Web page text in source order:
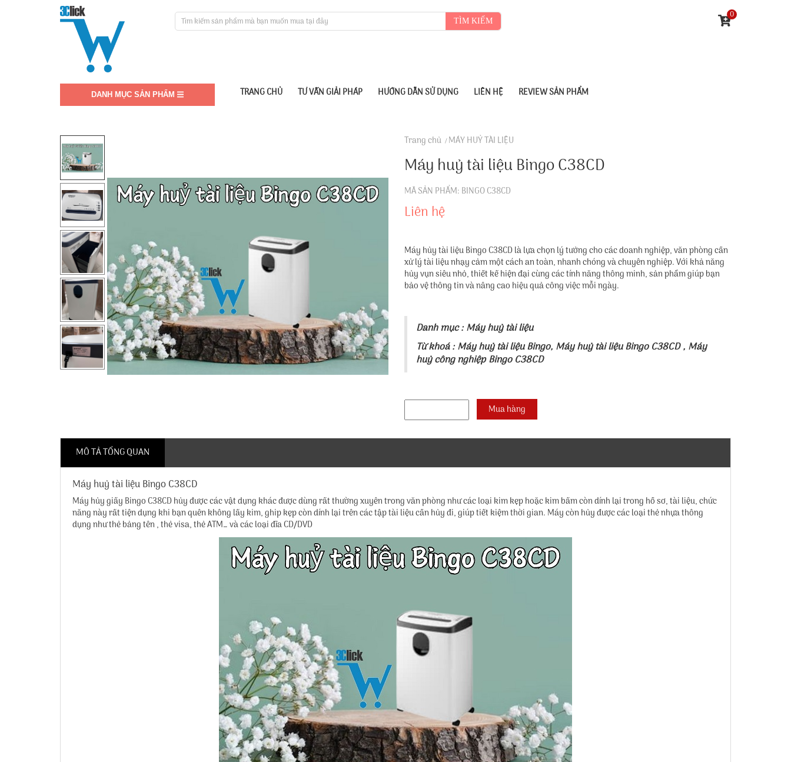
TÌM KIẾM
0
DANH MỤC SẢN PHẨM TRANG CHỦ TƯ VẤN GIẢI PHÁP HƯỚNG DẪN SỬ DỤNG LIÊN HỆ REVIEW SẢN PHẨM
Trang chủ MÁY HUỶ TÀI LIỆU
Máy huỷ tài liệu Bingo C38CD
MÃ SẢN PHẨM: BINGO C38CD
Liên hệ
Máy hủy tài liệu Bingo C38CD là lựa chọn lý tưởng cho các doanh nghiệp, văn phòng cần
xử lý tài liệu nhạy cảm một cách an toàn, nhanh chóng và chuyên nghiệp. Với khả năng
hủy vụn siêu nhỏ, thiết kế hiện đại cùng các tính năng thông minh, sản phẩm giúp bạn
bảo vệ thông tin và nâng cao hiệu quả công việc mỗi ngày.
Danh mục :Máy huỷ tài liệu
Từ khoá :Máy huỷ tài liệu Bingo, Máy huỷ tài liệu Bingo C38CD, Máy
huỷ công nghiệp Bingo C38CD
MÔ TẢ TỔNG QUAN
Máy huỷ tài liệu Bingo C38CD
Máy hủy giấy Bingo C38CDhủy được các vật dụng khác được dùng rất thường xuyên trong văn phòng như các loại kim kẹp hoặc kim bấm còn dính lại trong hồ sơ, tài liệu, chức
năng này rất tiện dụng khi bạn quên không lấy kim, ghip kẹp còn dính lại trên các tập tài liệu cần hủy đi, giúp tiết kiệm thời gian. Máy còn hủy được các loại thẻ nhựa thông
dụng như thẻ bảng tên , thẻ visa, thẻ ATM… và các loại đĩa CD/DVD